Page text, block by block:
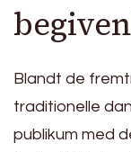
Blandt de
traditionelle
publikum med